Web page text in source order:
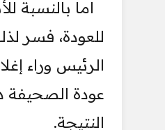
اما بالنسبة
للعودة، فسر
الرئيس وراء
عودة الصحيفة
النتيجة.